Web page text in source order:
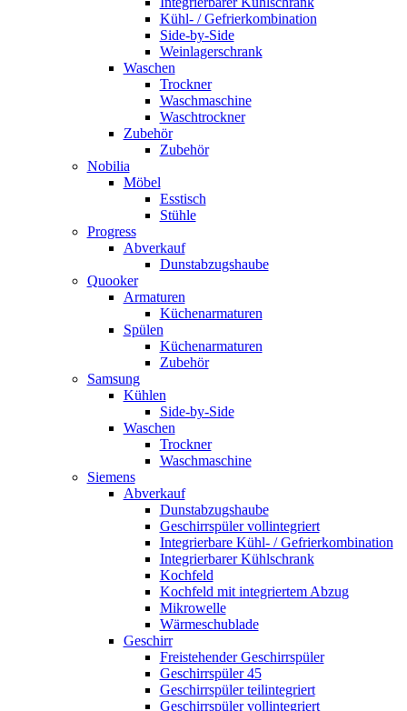
Kühl- / Gefrierkombination
Side-by-Side
Weinlagerschrank
Waschen
Trockner
Waschmaschine
Waschtrockner
Zubehör
Zubehör
Nobilia
Möbel
Esstisch
Stühle
Progress
Abverkauf
Dunstabzugshaube
Quooker
Armaturen
Küchenarmaturen
Spülen
Küchenarmaturen
Zubehör
Samsung
Kühlen
Side-by-Side
Waschen
Trockner
Waschmaschine
Siemens
Abverkauf
Dunstabzugshaube
Geschirrspüler vollintegriert
Integrierbare Kühl- / Gefrierkombination
Integrierbarer Kühlschrank
Kochfeld
Kochfeld mit integriertem Abzug
Mikrowelle
Wärmeschublade
Geschirr
Freistehender Geschirrspüler
Geschirrspüler 45
Geschirrspüler teilintegriert
Geschirrspüler vollintegriert